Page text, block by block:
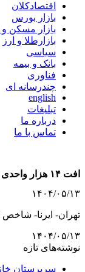
اقتصادکلان
بازار بورس
بازار مسکن
بازارطلا و ارز
سیاسی
بانک و بیمه
فناوری
چندرسانه ای
english
تبلیغات
درباره ما
تماس با ما
افت ۱۴ هزار واحدی شاخص بورس
۱۴۰۴/۰۵/۱۳
تهران- ایرنا- شاخص کل بورس تهران در
۱۴۰۴/۰۵/۱۳
نوشته‌های تازه
سرپرستان خانوار